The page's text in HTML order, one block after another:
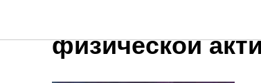
Неделя
физической